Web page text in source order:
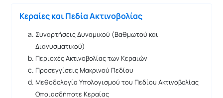
Κεραίες και Πεδία Ακτινοβολίας
Συναρτήσεις Δυναμικού (Βαθμωτού και
Διανυσματικού)
Περιοχές Ακτινοβολίας των Κεραιών
Προσεγγίσεις Μακρινού Πεδίου
Μεθοδολογία Υπολογισμού του Πεδίου Ακτινοβολίας
Οποιασδήποτε Κεραίας